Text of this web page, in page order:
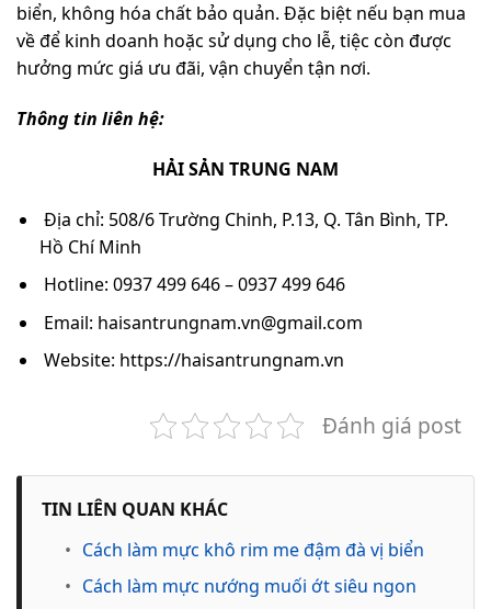
biển, không hóa chất bảo quản. Đặc biệt nếu bạn mua
về để kinh doanh hoặc sử dụng cho lễ, tiệc còn được
hưởng mức giá ưu đãi, vận chuyển tận nơi.
Thông tin liên hệ:
HẢI SẢN TRUNG NAM
Địa chỉ: 508/6 Trường Chinh, P.13, Q. Tân Bình, TP.
Hồ Chí Minh
Hotline: 0937 499 646 – 0937 499 646
Email: haisantrungnam.vn@gmail.com
Website: https://haisantrungnam.vn
Đánh giá post
TIN LIÊN QUAN KHÁC
• Cách làm mực khô rim me đậm đà vị biển
• Cách làm mực nướng muối ớt siêu ngon